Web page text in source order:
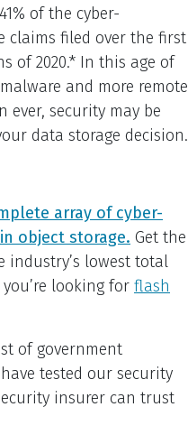
of the cyber-
claims filed over the first
of 2020.* In this age of
and more remote
ever, security may be
data storage decision.
array of cyber-
object storage. Get the
industry’s lowest total
looking for flash
of government
tested our security
insurer can trust